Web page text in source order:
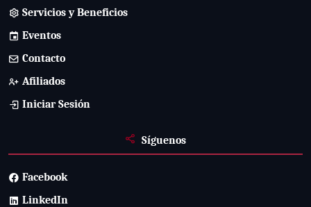
Servicios y Beneficios
Eventos
Contacto
Afiliados
Iniciar Sesión
Síguenos
Facebook
LinkedIn